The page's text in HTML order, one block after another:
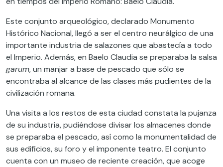
Este conjunto arqueológico, declarado Monumento
Histórico Nacional, llegó a ser el centro neurálgico de una
importante industria de salazones que abastecía a todo
el Imperio. Además, en Baelo Claudia se preparaba la salsa
garum, un manjar a base de pescado que sólo se
encontraba al alcance de las clases más pudientes de la
civilización romana.
Una visita a los restos de esta ciudad constata la pujanza
de su industria, pudiéndose divisar los almacenes donde
se preparaba el pescado, así como la monumentalidad de
sus edificios, su foro y el imponente teatro. El conjunto
cuenta con un museo de reciente creación, que acoge